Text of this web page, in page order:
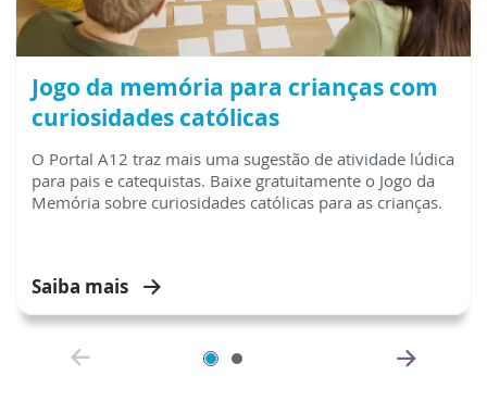
Jogo da memória para crianças com
curiosidades católicas
O Portal A12 traz mais uma sugestão de atividade lúdica
para pais e catequistas. Baixe gratuitamente o Jogo da
Memória sobre curiosidades católicas para as crianças.
Saiba mais